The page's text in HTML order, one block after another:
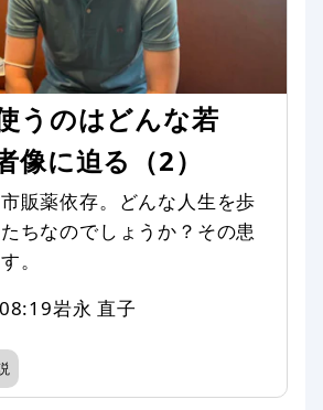
うのはどんな若
に迫る（2）
販薬依存。どんな人生を歩
ちなのでしょうか？その患
。
岩永 直子